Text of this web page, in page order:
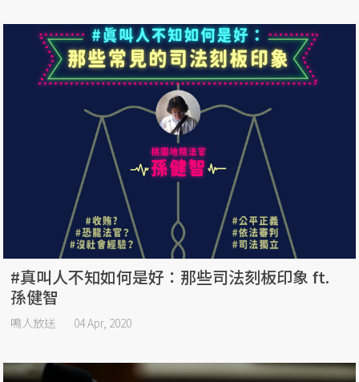
#真叫人不知如何是好：那些司法刻板印象 ft.
孫健智
鳴人放送 04 Apr, 2020